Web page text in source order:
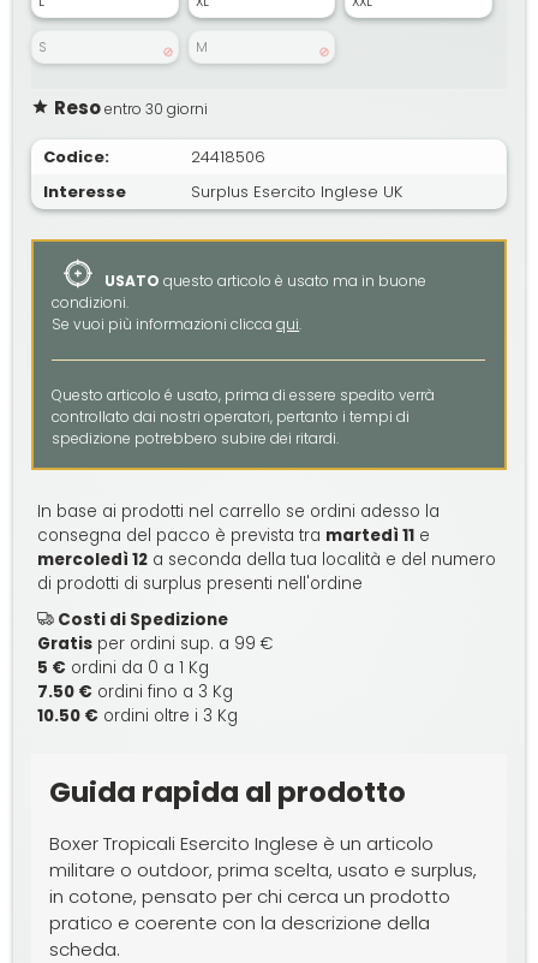
S M
Resoentro 30 giorni
Codice:
24418506
Interesse
Surplus Esercito Inglese UK
USATO questo articolo è usato ma in buone
condizioni.
Se vuoi più informazioni cliccaqui.
Questo articolo é usato, prima di essere spedito verrà
controllato dai nostri operatori, pertanto i tempi di
spedizione potrebbero subire dei ritardi.
In base ai prodotti nel carrello se ordini adesso la
consegna del pacco è prevista tra martedì 11 e
mercoledì 12 a seconda della tua località e del numero
di prodotti di surplus presenti nell'ordine
Costi di Spedizione
Gratis per ordini sup. a 99 €
5 € ordini da 0 a 1 Kg
7.50 € ordini fino a 3 Kg
10.50 € ordini oltre i 3 Kg
Guida rapida al prodotto
Boxer Tropicali Esercito Inglese è un articolo
militare o outdoor, prima scelta, usato e surplus,
in cotone, pensato per chi cerca un prodotto
pratico e coerente con la descrizione della
scheda.